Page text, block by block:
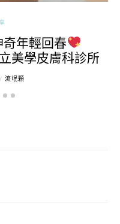
年輕回春
美學皮膚科診所
流氓顆